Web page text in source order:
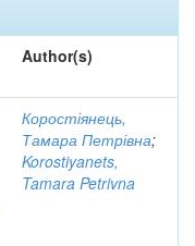
Author(s)
Коростіянець,
Тамара Петрівна;
Korostiyanets,
Tamara Petrivna